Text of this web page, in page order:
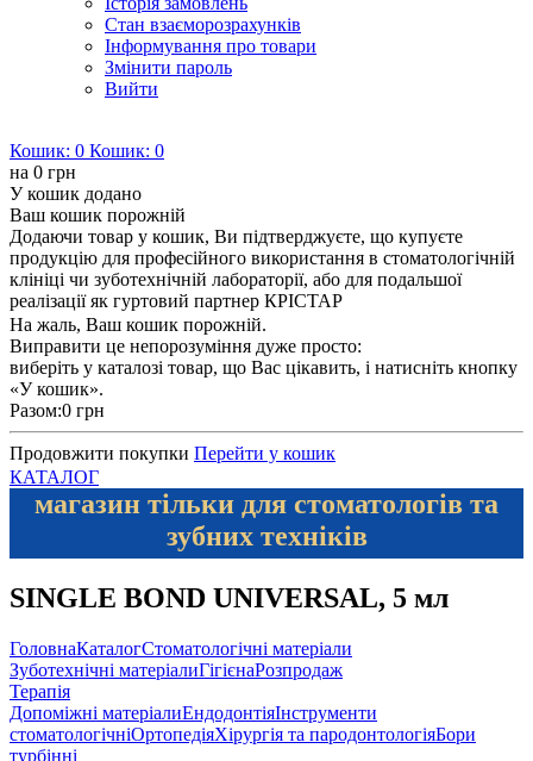
Стан взаєморозрахунків
Інформування про товари
Змінити пароль
Вийти
Кошик: 0 Кошик: 0
на 0 грн
У кошик додано
Ваш кошик порожній
Додаючи товар у кошик, Ви підтверджуєте, що купуєте
продукцію для професійного використання в стоматологічній
клініці чи зуботехнічній лабораторії, або для подальшої
реалізації як гуртовий партнер КРІСТАР
На жаль, Ваш кошик порожній.
Виправити це непорозуміння дуже просто:
виберіть у каталозі товар, що Вас цікавить, і натисніть кнопку
«У кошик».
Разом:0 грн
Продовжити покупки Перейти у кошик
КАТАЛОГ
магазин тільки для стоматологів та
зубних техніків
SINGLE BOND UNIVERSAL, 5 мл
ГоловнаКаталогСтоматологічні матеріали
Зуботехнічні матеріалиГігієнаРозпродаж
Терапія
Допоміжні матеріалиЕндодонтіяІнструменти
стоматологічніОртопедіяХірургія та пародонтологіяБори
турбінні